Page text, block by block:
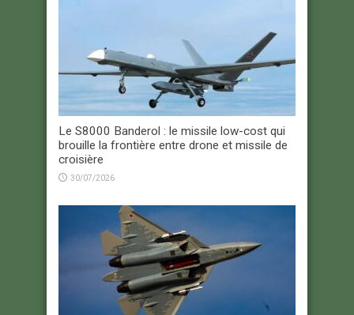
Le S8000 Banderol : le missile low-cost qui
brouille la frontière entre drone et missile de
croisière
30/07/2026